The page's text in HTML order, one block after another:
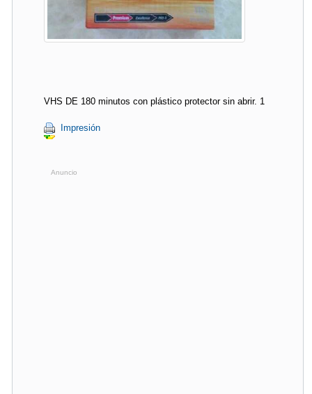
VHS DE 180 minutos con plástico protector sin abrir. 1 
Impresión
Anuncio